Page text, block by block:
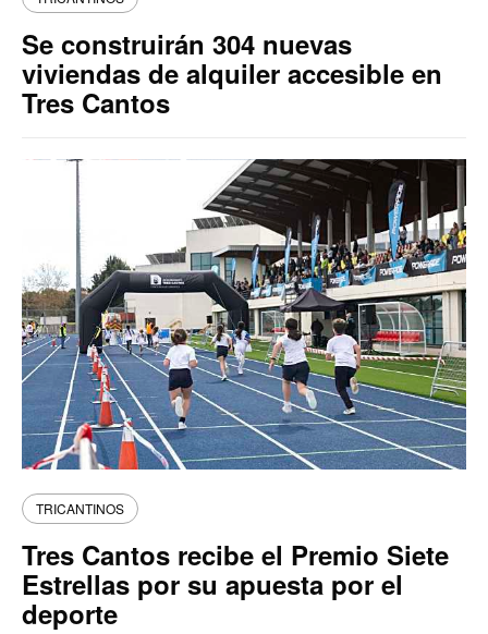
Se construirán 304 nuevas
viviendas de alquiler accesible en
Tres Cantos
TRICANTINOS
Tres Cantos recibe el Premio Siete
Estrellas por su apuesta por el
deporte